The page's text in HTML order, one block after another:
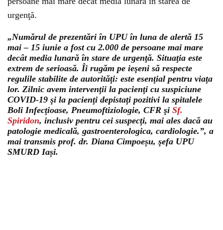
urgenţă.
„Numărul de prezentări în UPU în luna de alertă 15
mai – 15 iunie a fost cu 2.000 de persoane mai mare
decât media lunară în stare de urgenţă. Situaţia este
extrem de serioasă. Îi rugăm pe ieşeni să respecte
regulile stabilite de autorităţi: este esenţial pentru viaţa
lor. Zilnic avem intervenţii la pacienţi cu suspiciune
COVID-19 şi la pacienţi depistaţi pozitivi la spitalele
Boli Infecţioase, Pneumoftiziologie, CFR şi Sf.
Spiridon, inclusiv pentru cei suspecţi, mai ales dacă au
patologie medicală, gastroenterologica, cardiologie.”, a
mai transmis prof. dr. Diana Cimpoeșu, şefa UPU
SMURD Iași.